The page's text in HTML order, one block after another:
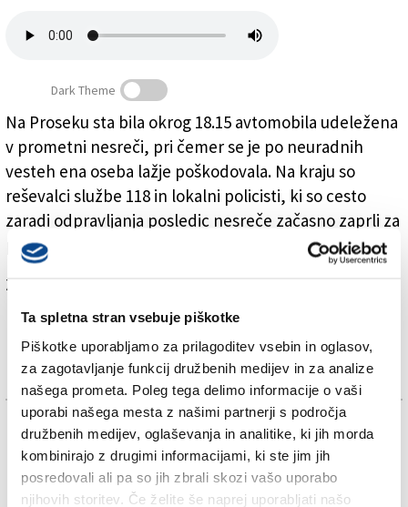
Ta spletna stran vsebuje piškotke
Piškotke uporabljamo za prilagoditev vsebin in oglasov,
za zagotavljanje funkcij družbenih medijev in za analize
našega prometa. Poleg tega delimo informacije o vaši
uporabi našega mesta z našimi partnerji s področja
družbenih medijev, oglaševanja in analitike, ki jih morda
kombinirajo z drugimi informacijami, ki ste jim jih
posredovali ali pa so jih zbrali skozi vašo uporabo
njihovih storitev. Če želite še naprej uporabljati našo
Lokalna policija, fotografija je simbolična (ARHIV)
Dark Theme
Na Proseku sta bila okrog 18.15 avtomobila udeležena
v prometni nesreči, pri čemer se je po neuradnih
vesteh ena oseba lažje poškodovala. Na kraju so
reševalci službe 118 in lokalni policisti, ki so cesto
zaradi odpravljanja posledic nesreče začasno zaprli za
promet.
Za branje in pisanje komentarjev
TAGS:
KRONIKA